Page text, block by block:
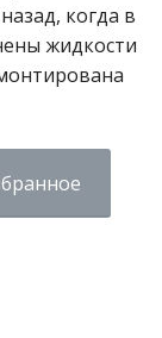
когда в
жидкости